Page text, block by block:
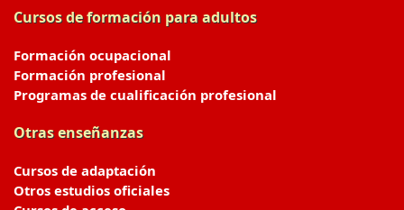
Cursos de formación para adultos
Formación ocupacional
Formación profesional
Programas de cualificación profesional
Otras enseñanzas
Cursos de adaptación
Otros estudios oficiales